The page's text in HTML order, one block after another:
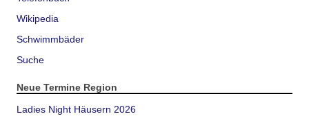
Wikipedia
Schwimmbäder
Suche
Neue Termine Region
Ladies Night Häusern 2026